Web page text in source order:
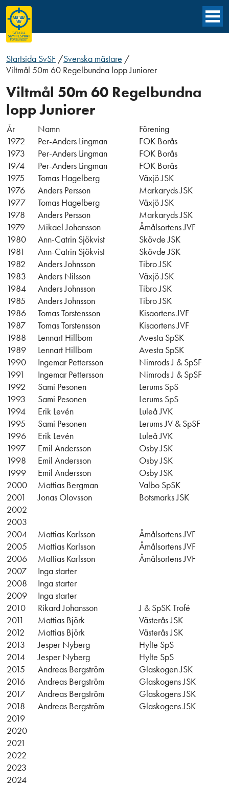
Startsida SvSF /Svenska mästare /
Viltmål 50m 60 Regelbundna lopp Juniorer
Viltmål 50m 60 Regelbundna
lopp Juniorer
År Namn
Förening
1972
Per-Anders Lingman
FOK Borås
1973
Per-Anders Lingman
FOK Borås
1974
Per-Anders Lingman
FOK Borås
1975
Tomas Hagelberg
Växjö JSK
1976
Anders Persson
Markaryds JSK
1977
Tomas Hagelberg
Växjö JSK
1978
Anders Persson
Markaryds JSK
1979
Mikael Johansson
Åmålsortens JVF
1980
Ann-Catrin Sjökvist
Skövde JSK
1981
Ann-Catrin Sjökvist
Skövde JSK
1982
Anders Johnsson
Tibro JSK
1983
Anders Nilsson
Växjö JSK
1984
Anders Johnsson
Tibro JSK
1985
Anders Johnsson
Tibro JSK
1986
Tomas Torstensson
Kisaortens JVF
1987
Tomas Torstensson
Kisaortens JVF
1988
Lennart Hillbom
Avesta SpSK
1989
Lennart Hillbom
Avesta SpSK
1990
Ingemar Pettersson
Nimrods J & SpSF
1991
Ingemar Pettersson
Nimrods J & SpSF
1992
Sami Pesonen
Lerums SpS
1993
Sami Pesonen
Lerums SpS
1994
Erik Levén
Luleå JVK
1995
Sami Pesonen
Lerums JV & SpSF
1996
Erik Levén
Luleå JVK
1997
Emil Andersson
Osby JSK
1998
Emil Andersson
Osby JSK
1999
Emil Andersson
Osby JSK
2000
Mattias Bergman
Valbo SpSK
2001
Jonas Olovsson
Botsmarks JSK
2002
2003
2004
Mattias Karlsson
Åmålsortens JVF
2005
Mattias Karlsson
Åmålsortens JVF
2006
Mattias Karlsson
Åmålsortens JVF
2007
Inga starter
2008
Inga starter
2009
Inga starter
2010
Rikard Johansson
J & SpSK Trofé
2011
Mattias Björk
Västerås JSK
2012
Mattias Björk
Västerås JSK
2013
Jesper Nyberg
Hylte SpS
2014
Jesper Nyberg
Hylte SpS
2015
Andreas Bergström
Glaskogen JSK
2016
Andreas Bergström
Glaskogens JSK
2017
Andreas Bergström
Glaskogens JSK
2018
Andreas Bergström
Glaskogens JSK
2019
2020
2021
2022
2023
2024